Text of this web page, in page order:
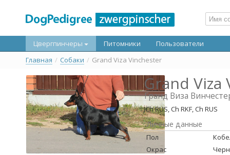
Цвергпинчеры Питомники
Пользователи
Главная / Собаки / Grand Viza Vinchester
Grand Viza
Гранд Виза
JCh RUS, Ch RKF, Ch RUS
Личные данные
Пол
Окрас